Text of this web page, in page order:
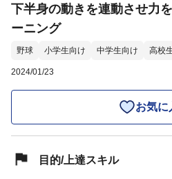
下半身の動きを連動させ力
ーニング
野球 小学生向け 中学生向け 高校
2024/01/23
お気に
目的/上達スキル